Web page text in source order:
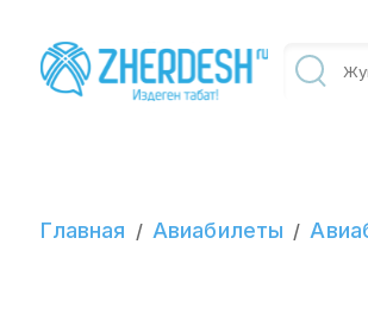
Главная / Авиабилеты /